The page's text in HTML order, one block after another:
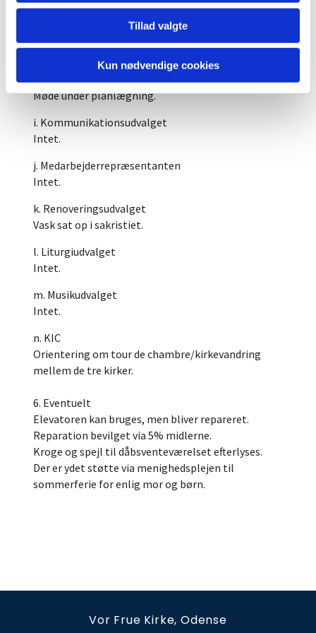
Tillad valgte
Kun nødvendige cookies
Orientering om pylon.
Intet.
h. Aktivitetsudvalget/børne- og ungeudvalget
Møde under planlægning.
i. Kommunikationsudvalget
Intet.
j. Medarbejderrepræsentanten
Intet.
k. Renoveringsudvalget
Vask sat op i sakristiet.
l. Liturgiudvalget
Intet.
m. Musikudvalget
Intet.
n. KIC
Orientering om tour de chambre/kirkevandring
mellem de tre kirker.
6. Eventuelt
Elevatoren kan bruges, men bliver repareret.
Reparation bevilget via 5% midlerne.
Kroge og spejl til dåbsventeværelset efterlyses.
Der er ydet støtte via menighedsplejen til
sommerferie for enlig mor og børn.
Vor Frue Kirke, Odense